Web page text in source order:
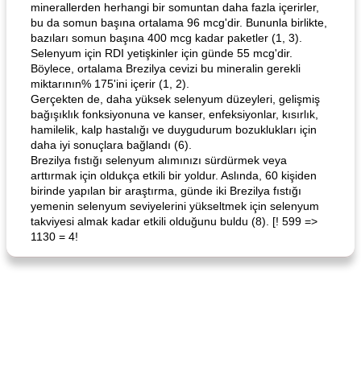
Curry Chicken Dinner Mexican Cream (Fudge)
minerallerden herhangi bir somuntan daha fazla içerirler,
bu da somun başına ortalama 96 mcg'dir. Bununla birlikte,
bazıları somun başına 400 mcg kadar paketler (1, 3).
Selenyum için RDI yetişkinler için günde 55 mcg'dir.
Böylece, ortalama Brezilya cevizi bu mineralin gerekli
miktarının% 175'ini içerir (1, 2).
Gerçekten de, daha yüksek selenyum düzeyleri, gelişmiş
bağışıklık fonksiyonuna ve kanser, enfeksiyonlar, kısırlık,
hamilelik, kalp hastalığı ve duygudurum bozuklukları için
daha iyi sonuçlara bağlandı (6).
Brezilya fıstığı selenyum alımınızı sürdürmek veya
arttırmak için oldukça etkili bir yoldur. Aslında, 60 kişiden
birinde yapılan bir araştırma, günde iki Brezilya fıstığı
yemenin selenyum seviyelerini yükseltmek için selenyum
takviyesi almak kadar etkili olduğunu buldu (8). [! 599 =>
1130 = 4!